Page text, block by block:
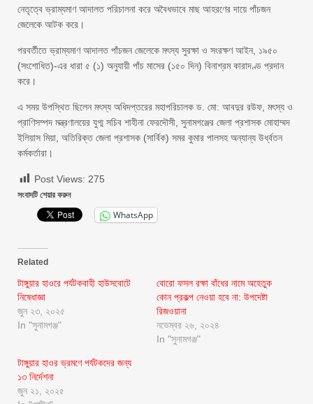
নেতৃত্বে ভ্রাম্যমাণ আদালত পরিচালনা করে অবৈধভাবে মাছ আহরণের দায়ে পাঁচজন
জেলেকে আটক করে।
পরবর্তীতে ভ্রাম্যমাণ আদালত পাঁচজন জেলেকে মৎস্য সুরক্ষা ও সংরক্ষণ আইন, ১৯৫০
(সংশোধিত)-এর ধারা ৫ (১) অনুযায়ী পাঁচ মাসের (১৫০ দিন) বিনাশ্রম কারাদণ্ড প্রদান
করে।
এ সময় উপস্থিত ছিলেন মৎস্য অধিদপ্তরের মহাপরিচালক ড. মো: আবদুর রউফ, মৎস্য ও
প্রাণিসম্পদ মন্ত্রণালয়ের যুগ্ম সচিব শাহীনা ফেরদৌসী, সুনামগঞ্জের জেলা প্রশাসক মোহাম্মদ
ইলিয়াস মিয়া, অতিরিক্ত জেলা প্রশাসক (সার্বিক) সমর কুমার পালসহ অন্যান্য উর্ধ্বতন
কর্মকর্তারা।
Post Views: 275
সংবাদটি শেয়ার করুন
WhatsApp
Related
টাঙ্গুয়ার হাওরে পর্যটকবাহী হাউসবোটে
নিষেধাজ্ঞা
জুন ২৩, ২০২৫
In "সুনামগঞ্জ"
বোরো ফসল রক্ষা বাঁধের নামে অহেতুক
কোন প্রকল্প নেওয়া হবে না: উপদেষ্টা
রিজওয়ানা
নভেম্বর ২৬, ২০২৪
In "সুনামগঞ্জ"
টাঙ্গুয়ার হাওর ভ্রমণে পর্যটকদের জন্য
১৩ নির্দেশনা
জুন ২১, ২০২৫